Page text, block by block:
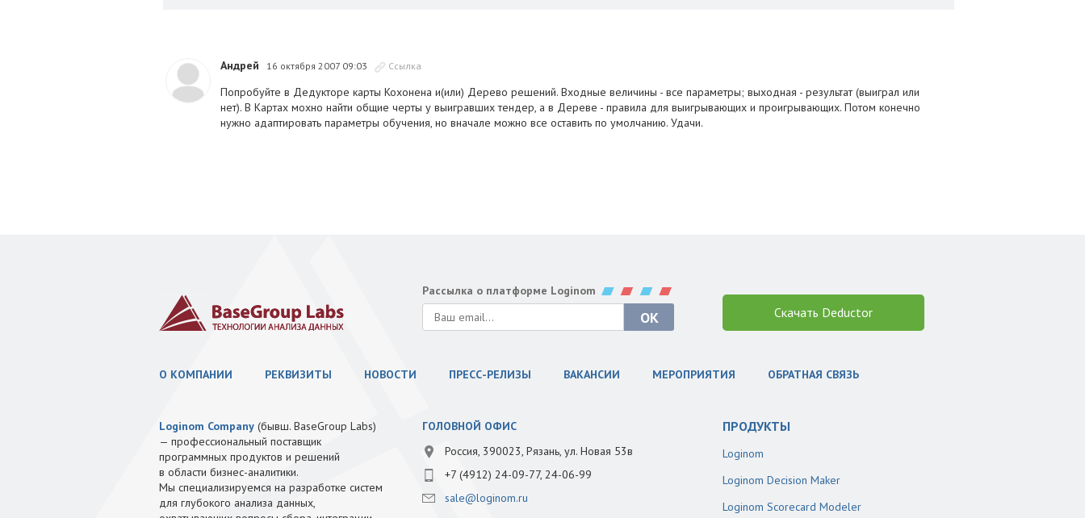
Андрей 16 октября 2007 09:03 Ссылка
Попробуйте в Дедукторе карты Кохонена и(или) Дерево решений. Входные величины - все параметры; выходная - результат (выиграл или
нет). В Картах мохно найти общие черты у выигравших тендер, а в Дереве - правила для выигрывающих и проигрывающих. Потом конечно
нужно адаптировать параметры обучения, но вначале можно все оставить по умолчанию. Удачи.
Рассылка о платформе Loginom
Скачать Deductor
О КОМПАНИИ РЕКВИЗИТЫ НОВОСТИ ПРЕСС-РЕЛИЗЫ ВАКАНСИИ МЕРОПРИЯТИЯ ОБРАТНАЯ СВЯЗЬ
Loginom Company (бывш. BaseGroup Labs)
— профессиональный поставщик
программных продуктов и решений
в области бизнес-аналитики.
Мы специализируемся на разработке систем
для глубокого анализа данных,
ГОЛОВНОЙ ОФИС
Россия, 390023, Рязань, ул. Новая 53в
+7 (4912) 24-09-77, 24-06-99
sale@loginom.ru
ПРОДУКТЫ
Loginom
Loginom Decision Maker
Loginom Scorecard Modeler